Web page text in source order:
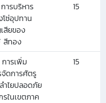
การบริหาร
ซ่อุปทาน
สียของ
สีทอง
15
การเพิ่ม
ดการศัตรู
ไยปลอดภัย
ในเขตภาค
15